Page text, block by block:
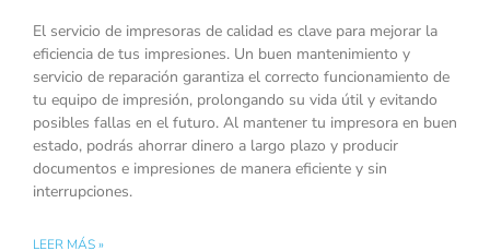
El servicio de impresoras de calidad es clave para mejorar la
eficiencia de tus impresiones. Un buen mantenimiento y
servicio de reparación garantiza el correcto funcionamiento de
tu equipo de impresión, prolongando su vida útil y evitando
posibles fallas en el futuro. Al mantener tu impresora en buen
estado, podrás ahorrar dinero a largo plazo y producir
documentos e impresiones de manera eficiente y sin
interrupciones.
LEER MÁS »